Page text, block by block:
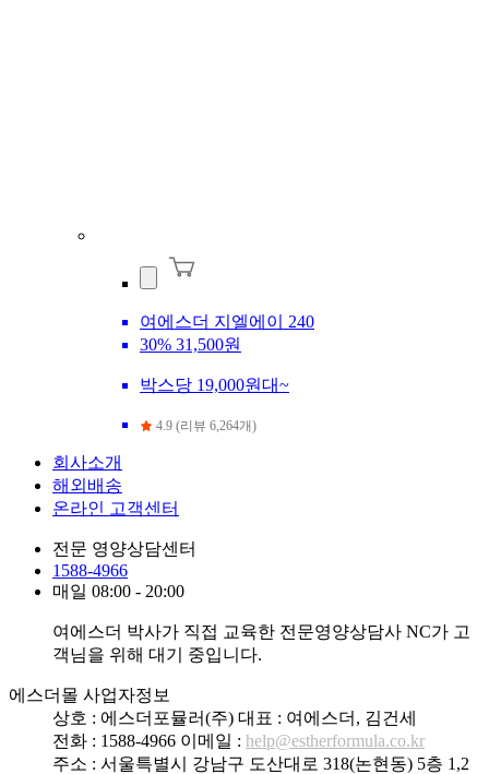
여에스더 지엘에이 240
30% 31,500원
박스당 19,000원대~
4.9 (리뷰 6,264개)
회사소개
해외배송
온라인 고객센터
전문 영양상담센터
1588-4966
매일 08:00 - 20:00
여에스더 박사가 직접 교육한 전문영양상담사 NC가 고
객님을 위해 대기 중입니다.
에스더몰 사업자정보
상호 : 에스더포뮬러(주) 대표 : 여에스더, 김건세
전화 : 1588-4966 이메일 : help@estherformula.co.kr
주소 : 서울특별시 강남구 도산대로 318(논현동) 5층 1,2